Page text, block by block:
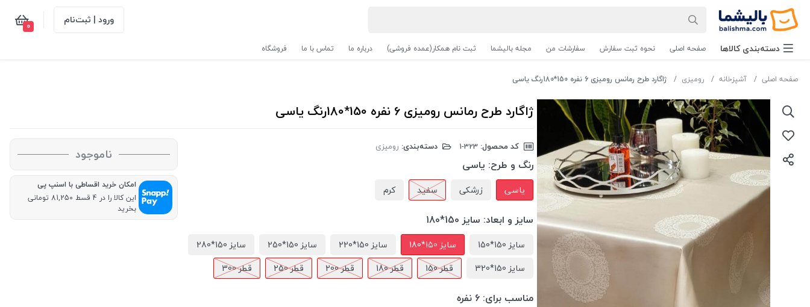
ورود | ثبت‌نام 0
دسته‌بندی‌ کالاها صفحه اصلی نحوه ثبت سفارش سفارشات من مجله بالیشما ثبت نام همکار(عمده فروشی) درباره ما تماس با ما فروشگاه
صفحه اصلی آشپزخانه رومیزی ژاگارد طرح رمانس رومیزی 6 نفره 150*180رنگ یاسی
ژاگارد طرح رمانس رومیزی 6 نفره 150*180رنگ یاسی
کد محصول: دسته‌بندی: رومیزی
رنگ و طرح: یاسی
یاسی زرشکی سفید کرم
سایز و ابعاد: سایز 150*180
سایز 150*150 سایز 150*180 سایز 150*220 سایز 150*250
سایز 150*280
سایز 150*320
قطر 150 قطر 180 قطر 200 قطر 250 قطر 300
مناسب برای: 6 نفره
ناموجود
امکان خرید اقساطی با اسنپ پی
این کالا را در 4 قسط 81,250 تومانی
بخرید